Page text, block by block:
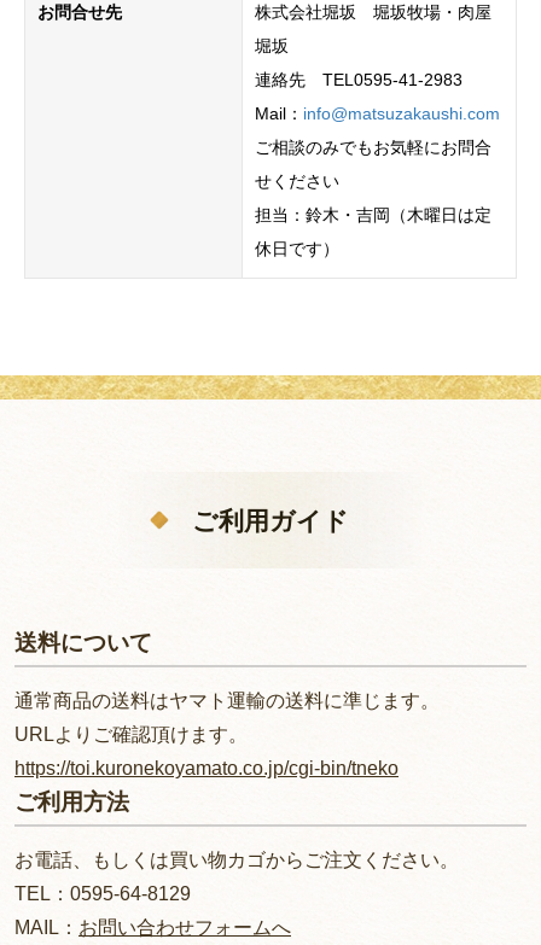
お問合せ先
株式会社堀坂 堀坂牧場・肉屋
堀坂
連絡先 TEL0595-41-2983
Mail： info@matsuzakaushi.com
ご相談のみでもお気軽にお問合
せください
担当：鈴木・吉岡（木曜日は定
休日です）
ご利用ガイド
送料について
通常商品の送料はヤマト運輸の送料に準じます。
URLよりご確認頂けます。
https://toi.kuronekoyamato.co.jp/cgi-bin/tneko
ご利用方法
お電話、もしくは買い物カゴからご注文ください。
TEL：0595-64-8129
MAIL： お問い合わせフォームへ